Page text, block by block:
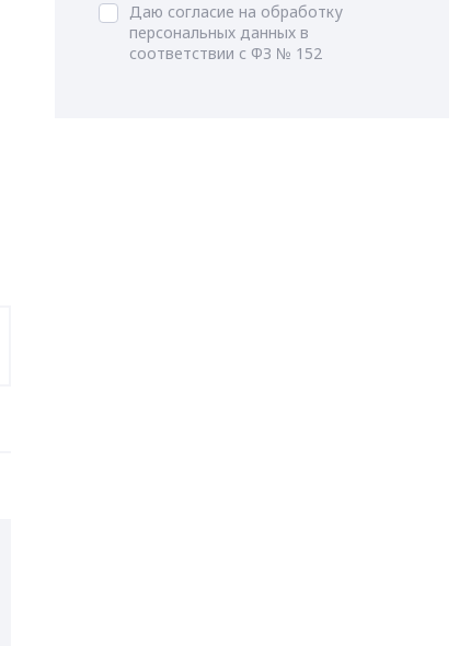
Даю согласие на обработку
персональных данных в
соответствии с ФЗ № 152